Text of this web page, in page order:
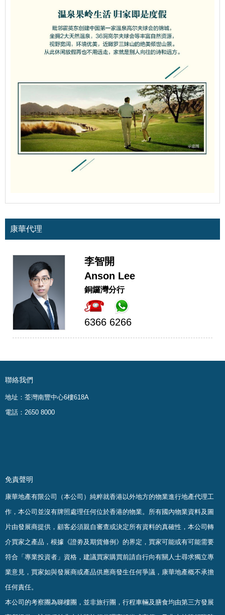
康華代理
李智開
Anson Lee
銅鑼灣分行
6366 6266
聯絡我們
地址：荃灣南豐中心6樓618A
電話：2650 8000
免責聲明
康華地產有限公司（本公司）純粹就香港以外地方的物業進行地產代理工
作，本公司並沒有牌照處理任何位於香港的物業。 所有國內物業資料及圖
片由發展商提供，顧客必須親自審查或決定所有資料的真確性 ， 本公司轉
介買家之產品，根據《證劵及期貨條例》的界定，買家可能或有可能需要
符合「專業投資者」資格，建議買家購買前請自行向有關人士尋求獨立專
業意見，買家如與發展商或產品供應商發生任何爭議，康華地產概不承擔
任何責任。
本公司的考察團為睇樓團，並非旅行團，行程車輛及膳食均由第三方發展